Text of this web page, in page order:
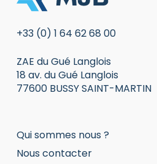
+33 (0) 1 64 62 68 00
ZAE du Gué Langlois
18 av. du Gué Langlois
77600 BUSSY SAINT-MARTIN
Qui sommes nous ?
Nous contacter